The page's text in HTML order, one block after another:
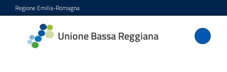
Vai al contenuto
Vai alla navigazione
Vai al footer
Regione Emilia-Romagna
Unione Bassa Reggiana
Unione
Bassa